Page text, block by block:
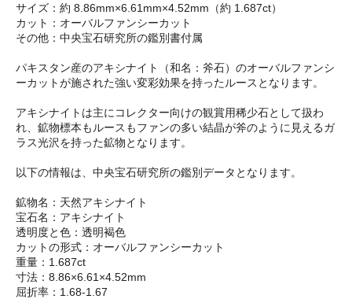
サイズ：約 8.86mm×6.61mm×4.52mm（約 1.687ct）
カット：オーバルファンシーカット
その他：中央宝石研究所の鑑別書付属
パキスタン産のアキシナイト（和名：斧石）のオーバルファンシ
ーカットが施された強い変彩効果を持ったルースとなります。
アキシナイトは主にコレクター向けの観賞用稀少石として扱わ
れ、鉱物標本もルースもファンの多い結晶が斧のように見えるガ
ラス光沢を持った鉱物となります。
以下の情報は、中央宝石研究所の鑑別データとなります。
鉱物名：天然アキシナイト
宝石名：アキシナイト
透明度と色：透明褐色
カットの形式：オーバルファンシーカット
重量：1.687ct
寸法：8.86×6.61×4.52mm
屈折率：1.68-1.67